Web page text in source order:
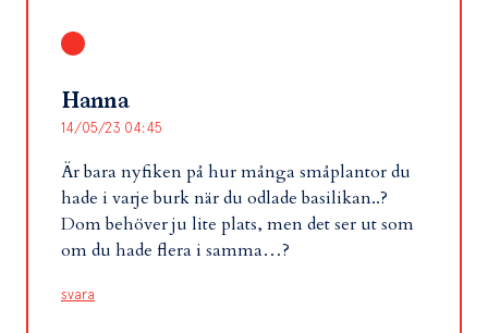
Hanna
14/05/23 04:45
Är bara nyfiken på hur många småplantor du
hade i varje burk när du odlade basilikan..?
Dom behöver ju lite plats, men det ser ut som
om du hade flera i samma…?
svara